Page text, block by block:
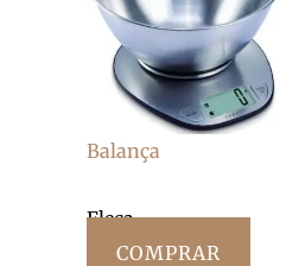
Balança
Fleca
COMPRAR